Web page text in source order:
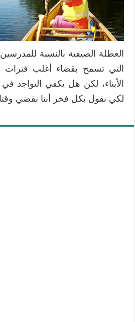
العطلة الصيفية بالنسبة
التي تسمح بقضاء أغلب فترات
الأبناء، لكن هل يكفي التواجد
لكي نقول بكل فخر أننا نقضي